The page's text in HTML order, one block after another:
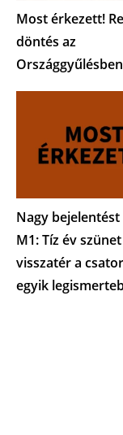
Most érkezett!
döntés az
Országgyűlésben
Nagy
M1: Tíz év
visszatér a
egyik